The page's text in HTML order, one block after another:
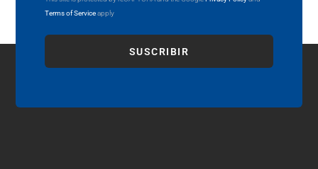
Terms of Serviceapply
SUSCRIBIR